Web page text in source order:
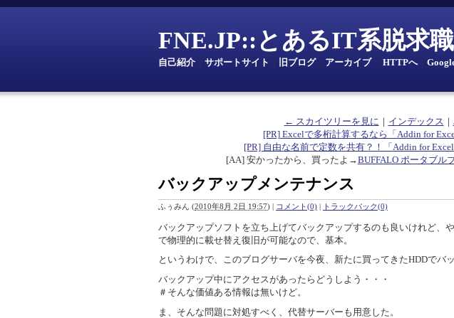
FNE.JP::とあるIT系脱求
自己紹介 サポートサイト 旧ブログ｜ アーカイブ｜ HTTPへ｜
← スカイツリーを見に ｜ インデックス ｜
[PR] Excelで多桁計算するなら「Addin for
[PR] 自由な名前で定数を共有？！「Addin for Excel
[AA] 安かったから、買ったよ→BUFFALO ポータブル
バックアップメンテナンス
ふぅみん (2010年8月 2日 19:57) | コメント(0) | トラックバック(0)
バックアップソフトを立ち上げてバックアップするのも良いけれど、
で物理的に載せ替え復旧が可能なので、基本。
というわけで、このブログサーバを今夜、新たに買ってきたHDDでバ
バックアップ中にアクセスがあったらどうしよう・・・
＃そんな価値ある情報は無いけど。
ま、そんな問題に対処すべく、代替サーバーも用意した。